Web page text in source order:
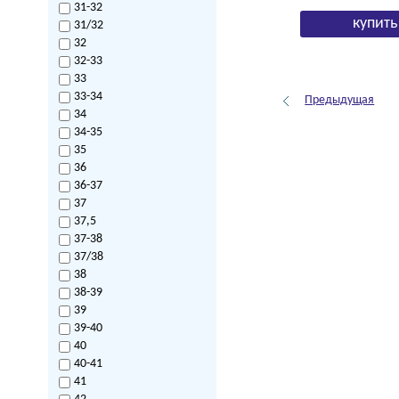
31-32
31/32
32
32-33
33
33-34
34
34-35
35
36
36-37
37
37,5
37-38
37/38
38
38-39
39
39-40
40
40-41
41
Предыдущая